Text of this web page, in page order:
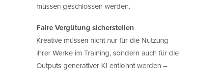
müssen geschlossen werden.
Faire Vergütung sicherstellen
Kreative müssen nicht nur für die Nutzung
ihrer Werke im Training, sondern auch für die
Outputs generativer KI entlohnt werden –